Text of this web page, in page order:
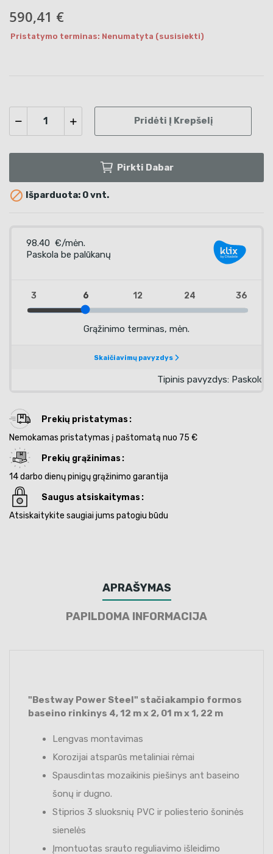
590,41 €
Pristatymo terminas: Nenumatyta (susisiekti)
Pridėti Į Krepšelį
Pirkti Dabar
 Išparduota: 0 vnt.
Prekių pristatymas
Nemokamas pristatymas į paštomatą nuo 75 €
Prekių grąžinimas
14 darbo dienų pinigų grąžinimo garantija
Saugus atsiskaitymas
Atsiskaitykite saugiai jums patogiu būdu
APRAŠYMAS
PAPILDOMA INFORMACIJA
"Bestway Power Steel" stačiakampio formos
baseino rinkinys 4, 12 m x 2, 01 m x 1, 22 m
Lengvas montavimas
Korozijai atsparūs metaliniai rėmai
Spausdintas mozaikinis piešinys ant baseino
šonų ir dugno.
Stiprios 3 sluoksnių PVC ir poliesterio šoninės
sienelės
Įmontuotas srauto reguliavimo išleidimo